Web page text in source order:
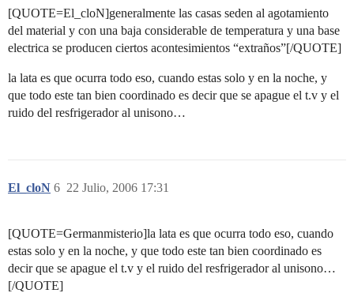
[QUOTE=El_cloN]generalmente las casas seden al agotamiento
del material y con una baja considerable de temperatura y una base
electrica se producen ciertos acontesimientos “extraños”[/QUOTE]
la lata es que ocurra todo eso, cuando estas solo y en la noche, y
que todo este tan bien coordinado es decir que se apague el t.v y el
ruido del resfrigerador al unisono…
El_cloN 22 Julio, 2006 17:31
6
[QUOTE=Germanmisterio]la lata es que ocurra todo eso, cuando
estas solo y en la noche, y que todo este tan bien coordinado es
decir que se apague el t.v y el ruido del resfrigerador al unisono…
[/QUOTE]